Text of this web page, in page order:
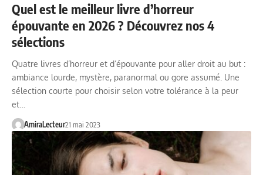
Quel est le meilleur livre d’horreur
épouvante en 2026 ? Découvrez nos 4
sélections
Quatre livres d’horreur et d’épouvante pour aller droit au but :
ambiance lourde, mystère, paranormal ou gore assumé. Une
sélection courte pour choisir selon votre tolérance à la peur
et…
AmiraLecteur21 mai 2023